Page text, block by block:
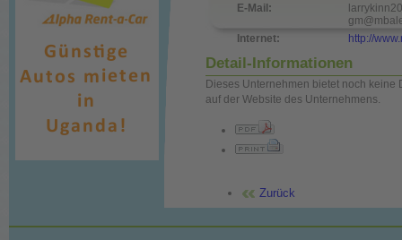
E-Mail:
Internet:
http://
Detail-Informationen
Dieses Unternehmen bietet noch
auf der Website des Unternehmens.
Zurück